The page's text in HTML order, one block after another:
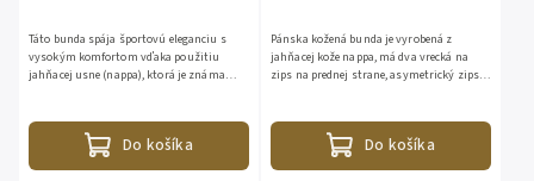
Do košíka
Táto bunda spája športovú eleganciu s
vysokým komfortom vďaka použitiu
jahňacej usne (nappa), ktorá je známa
Do košíka
Pánska kožená bunda je vyrobená z
jahňacej kože nappa, má dva vrecká na
zips na prednej strane, asymetrický zips,